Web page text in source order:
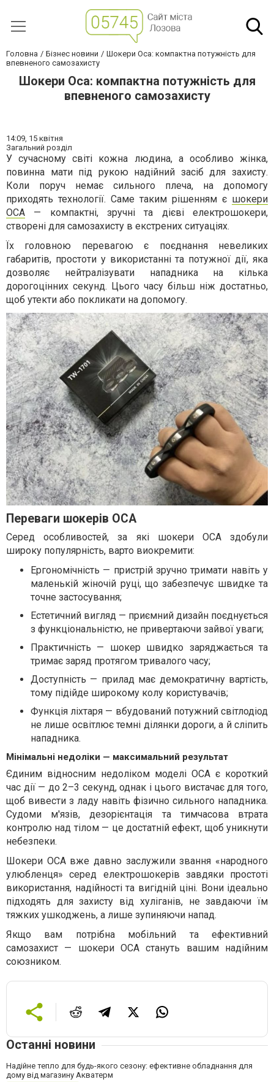
Головна Бізнес новини
Шокери Оса: компактна потужність для
впевненого самозахисту
Шокери Оса: компактна потужність для
впевненого самозахисту
14:09, 15 квітня
Загальний розділ
У сучасному світі кожна людина, а особливо жінка,
повинна мати під рукою надійний засіб для захисту.
Коли поруч немає сильного плеча, на допомогу
приходять технології. Саме таким рішенням є шокери
ОСА — компактні, зручні та дієві електрошокери,
створені для самозахисту в екстрених ситуаціях.
Їх головною перевагою є поєднання невеликих
габаритів, простоти у використанні та потужної дії, яка
дозволяє нейтралізувати нападника на кілька
дорогоцінних секунд. Цього часу більш ніж достатньо,
щоб утекти або покликати на допомогу.
Переваги шокерів ОСА
Серед особливостей, за які шокери ОСА здобули
широку популярність, варто виокремити:
Ергономічність — пристрій зручно тримати навіть у
маленькій жіночій руці, що забезпечує швидке та
точне застосування;
Естетичний вигляд — приємний дизайн поєднується
з функціональністю, не привертаючи зайвої уваги;
Практичність — шокер швидко заряджається та
тримає заряд протягом тривалого часу;
Доступність — прилад має демократичну вартість,
тому підійде широкому колу користувачів;
Функція ліхтаря — вбудований потужний світлодіод
не лише освітлює темні ділянки дороги, а й сліпить
нападника.
Мінімальні недоліки — максимальний результат
Єдиним відносним недоліком моделі ОСА є короткий
час дії — до 2–3 секунд, однак і цього вистачає для того,
щоб вивести з ладу навіть фізично сильного нападника.
Судоми м'язів, дезорієнтація та тимчасова втрата
контролю над тілом — це достатній ефект, щоб уникнути
небезпеки.
Шокери ОСА вже давно заслужили звання «народного
улюбленця» серед електрошокерів завдяки простоті
використання, надійності та вигідній ціні. Вони ідеально
підходять для захисту від хуліганів, не завдаючи їм
тяжких ушкоджень, а лише зупиняючи напад.
Якщо вам потрібна мобільний та ефективний
самозахист — шокери ОСА стануть вашим надійним
союзником.
Останні новини
Надійне тепло для будь-якого сезону: ефективне обладнання для
дому від магазину Акватерм